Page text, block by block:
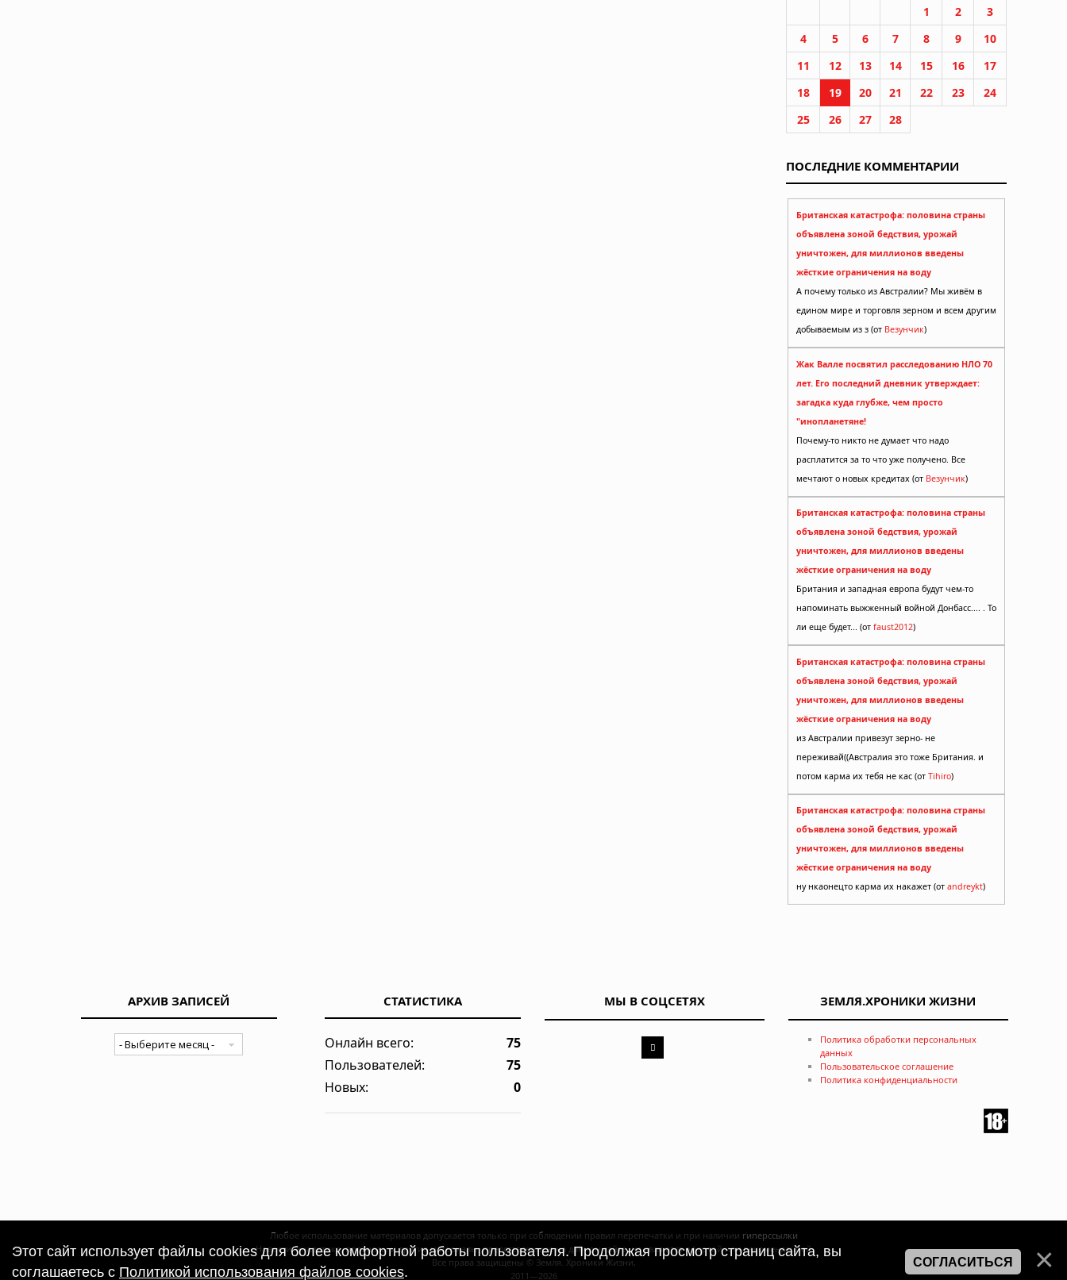
1 2
3
4
5 6 7 8 9
10
11
12 13 14 15 16
17
18
19 20 21 22 23
24
25
26 27 28
ПОСЛЕДНИЕ КОММЕНТАРИИ
Британская катастрофа: половина страны
объявлена зоной бедствия, урожай
уничтожен, для миллионов введены
жёсткие ограничения на воду
А почему только из Австралии? Мы живём в
едином мире и торговля зерном и всем другим
добываемым из з (от Везунчик)
Жак Валле посвятил расследованию НЛО 70
лет. Его последний дневник утверждает:
загадка куда глубже, чем просто
"инопланетяне!
Почему-то никто не думает что надо
расплатится за то что уже получено. Все
мечтают о новых кредитах (от Везунчик)
Британская катастрофа: половина страны
объявлена зоной бедствия, урожай
уничтожен, для миллионов введены
жёсткие ограничения на воду
Британия и западная европа будут чем-то
напоминать выжженный войной Донбасс.... . То
ли еще будет... (от faust2012)
Британская катастрофа: половина страны
объявлена зоной бедствия, урожай
уничтожен, для миллионов введены
жёсткие ограничения на воду
из Австралии привезут зерно- не
переживай((Австралия это тоже Британия. и
потом карма их тебя не кас (от Tihiro)
Британская катастрофа: половина страны
объявлена зоной бедствия, урожай
уничтожен, для миллионов введены
жёсткие ограничения на воду
ну нкаонецто карма их накажет (от andreykt)
АРХИВ ЗАПИСЕЙ СТАТИСТИКА
Онлайн всего:
75
Пользователей:
75
Новых:
0
МЫ В СОЦСЕТЯХ ЗЕМЛЯ.ХРОНИКИ ЖИЗНИ
Политика обработки персональных
данных
Пользовательское соглашение
Политика конфиденциальности
Любое использование материалов допускается только при соблюдении правил перепечатки и при наличии гиперссылки
Новости, аналитика, прогнозы и другие материалы, представленные на данном сайте, не являются офертой или рекомендацией
Все права защищены © Земля. Хроники Жизни,
2011—2026
Этот сайт использует файлы cookies для более комфортной работы пользователя. Продолжая просмотр страниц сайта, вы
соглашаетесь с Политикой использования файлов cookies.
СОГЛАСИТЬСЯ